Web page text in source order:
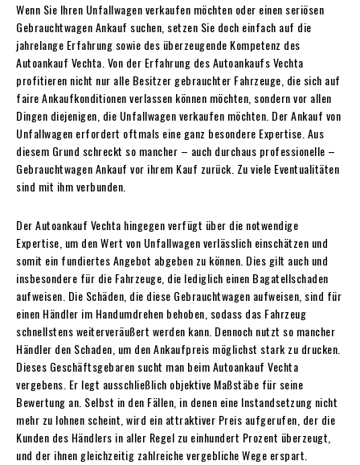
Wenn Sie Ihren Unfallwagen verkaufen möchten oder einen seriösen
Gebrauchtwagen Ankauf suchen, setzen Sie doch einfach auf die
jahrelange Erfahrung sowie des überzeugende Kompetenz des
Autoankauf Vechta. Von der Erfahrung des Autoankaufs Vechta
profitieren nicht nur alle Besitzer gebrauchter Fahrzeuge, die sich auf
faire Ankaufkonditionen verlassen können möchten, sondern vor allen
Dingen diejenigen, die Unfallwagen verkaufen möchten. Der Ankauf von
Unfallwagen erfordert oftmals eine ganz besondere Expertise. Aus
diesem Grund schreckt so mancher – auch durchaus professionelle –
Gebrauchtwagen Ankauf vor ihrem Kauf zurück. Zu viele Eventualitäten
sind mit ihm verbunden.
Der Autoankauf Vechta hingegen verfügt über die notwendige
Expertise, um den Wert von Unfallwagen verlässlich einschätzen und
somit ein fundiertes Angebot abgeben zu können. Dies gilt auch und
insbesondere für die Fahrzeuge, die lediglich einen Bagatellschaden
aufweisen. Die Schäden, die diese Gebrauchtwagen aufweisen, sind für
einen Händler im Handumdrehen behoben, sodass das Fahrzeug
schnellstens weiterveräußert werden kann. Dennoch nutzt so mancher
Händler den Schaden, um den Ankaufpreis möglichst stark zu drucken.
Dieses Geschäftsgebaren sucht man beim Autoankauf Vechta
vergebens. Er legt ausschließlich objektive Maßstäbe für seine
Bewertung an. Selbst in den Fällen, in denen eine Instandsetzung nicht
mehr zu lohnen scheint, wird ein attraktiver Preis aufgerufen, der die
Kunden des Händlers in aller Regel zu einhundert Prozent überzeugt,
und der ihnen gleichzeitig zahlreiche vergebliche Wege erspart.